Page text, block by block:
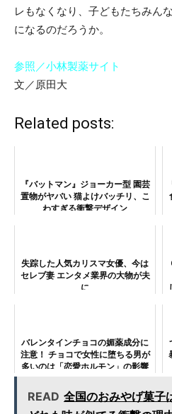
レもなくなり、子どもたちみん
になるのだろうか。
参照／小林製薬サイト
文／原田大
Related posts:
『バットマン』ジョーカー型 園芸
置物がヤバい 猫よけバッチリ、こ
わすぎる衝撃デザイン
失踪した人気カリスマ女優、今は
セレブ妻 エンタメ業界の大物が夫
に
バレンタインチョコの媚薬成分に
注意！ チョコで女性に堕ちる男が
多いのは「恋愛ホルモン」の影響
READ 全国のおみやげ菓子